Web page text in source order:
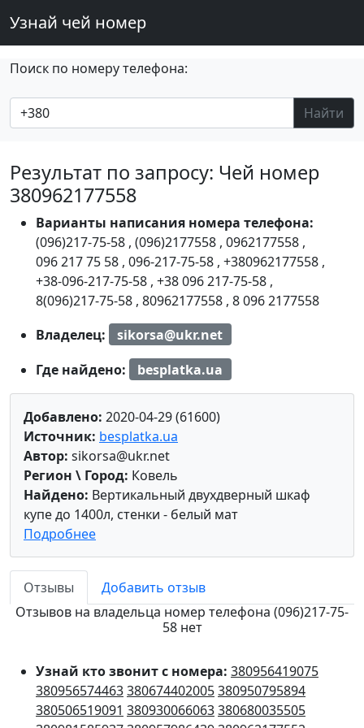
Узнай чей номер
Поиск по номеру телефона:
Найти
Результат по запросу: Чей номер
380962177558
Варианты написания номера телефона:
(096)217-75-58 , (096)2177558 , 0962177558 ,
096 217 75 58 , 096-217-75-58 , +380962177558 ,
+38-096-217-75-58 , +38 096 217-75-58 ,
8(096)217-75-58 , 80962177558 , 8 096 2177558
Владелец:
sikorsa@ukr.net
Где найдено:
besplatka.ua
Добавлено: 2020-04-29 (61600)
Источник: besplatka.ua
Автор: sikorsa@ukr.net
Регион \ Город: Ковель
Найдено: Вертикальный двухдверный шкаф
купе до 1400л, стенки - белый мат
Подробнее
Отзывы
Добавить отзыв
Отзывов на владельца номер телефона (096)217-75-
58 нет
Узнай кто звонит с номера: 380956419075
380956574463380674402005380950795894
380506519091 380930066063380680035505